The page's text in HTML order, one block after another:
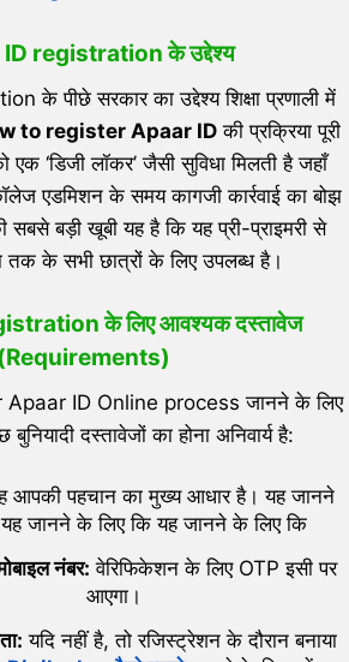
registration के उद्देश्य
के पीछे सरकार का उद्देश्य शिक्षा प्रणाली में
to register Apaar IDकी प्रक्रिया पूरी
‘डिजी लॉकर’ जैसी सुविधा मिलती है जहाँ
एडमिशन के समय कागजी कार्रवाई का बोझ
बड़ी खूबी यह है कि यह प्री-प्राइमरी से
तक के सभी छात्रों के लिए उपलब्ध है।
के लिए आवश्यक दस्तावेज
Apaar ID Online process जानने के लिए
दस्तावेजों का होना अनिवार्य है:
आपकी पहचान का मुख्य आधार है। यह जानने
जानने के लिए कि यह जानने के लिए कि
नंबर: वेरिफिकेशन के लिए OTP इसी पर
आएगा।
यदि नहीं है, तो रजिस्ट्रेशन के दौरान बनाया